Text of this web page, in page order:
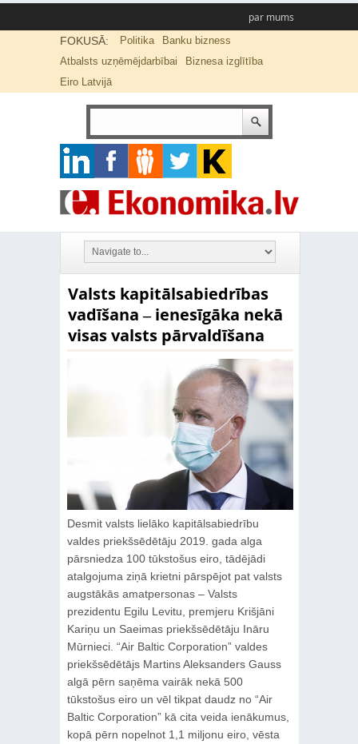
par mums
FOKUSĀ: Politika
Banku bizness
Atbalsts uzņēmējdarbībai
Biznesa izglītība
Eiro Latvijā
Valsts kapitālsabiedrības
vadīšana ‒ ienesīgāka nekā
visas valsts pārvaldīšana
Desmit valsts lielāko kapitālsabiedrību
valdes priekšsēdētāju 2019. gada alga
pārsniedza 100 tūkstošus eiro, tādējādi
atalgojuma ziņā krietni pārspējot pat valsts
augstākās amatpersonas ‒ Valsts
prezidentu Egilu Levitu, premjeru Krišjāni
Kariņu un Saeimas priekšsēdētāju Ināru
Mūrnieci. “Air Baltic Corporation” valdes
priekšsēdētājs Martins Aleksanders Gauss
algā pērn saņēma vairāk nekā 500
tūkstošus eiro un vēl tikpat daudz no “Air
Baltic Corporation” kā cita veida ienākumus,
kopā pērn nopelnot 1,1 miljonu eiro, vēsta